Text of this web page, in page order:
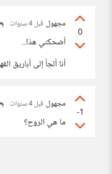
0
مجهول قبل 4 سنوات
أضحكني هذا..
أنا ألجأ إلى أباريق
-1
مجهول قبل 4 سنوات
ما هي الروح؟